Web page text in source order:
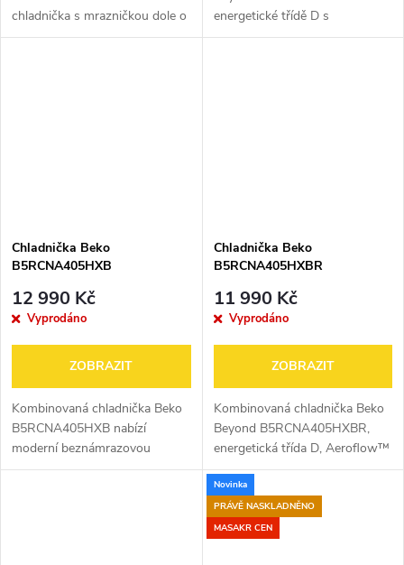
chladnička s mrazničkou dole o
celkovém objemu 370 l. Nabízí
energetické třídě D s
HarvestFresh přihrádkou, která
Chladnička Beko
B5RCNA405HXB
12 990 Kč
Vyprodáno
ZOBRAZIT
Kombinovaná chladnička Beko
B5RCNA405HXB nabízí
moderní beznámrazovou
technologii NeoFrost™ s
Chladnička Beko
B5RCNA405HXBR
11 990 Kč
Vyprodáno
ZOBRAZIT
Kombinovaná chladnička Beko
Beyond B5RCNA405HXBR,
energetická třída D, Aeroflow™
šetrně cirkuluje chladný vzduch,
čímž uchová jídlo déle čerstvé.
Speciální světelný režim...
Novinka
PRÁVĚ NASKLADNĚNO
MASAKR CEN